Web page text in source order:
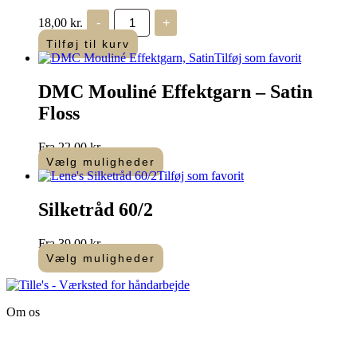
18,00 kr. -
Gütermann
Ritråd
-
gul
-
m
+
Tilføj til kurv
Tilføj som favorit
DMC Mouliné Effektgarn – Satin
Floss
Fra22,00kr.
Vælg muligheder
Dette
har
flere
Mulighederne
kan
vælges
på
Tilføj som favorit
Silketråd 60/2
Fra39,00kr.
Vælg muligheder
Dette
vare
flere
Om os